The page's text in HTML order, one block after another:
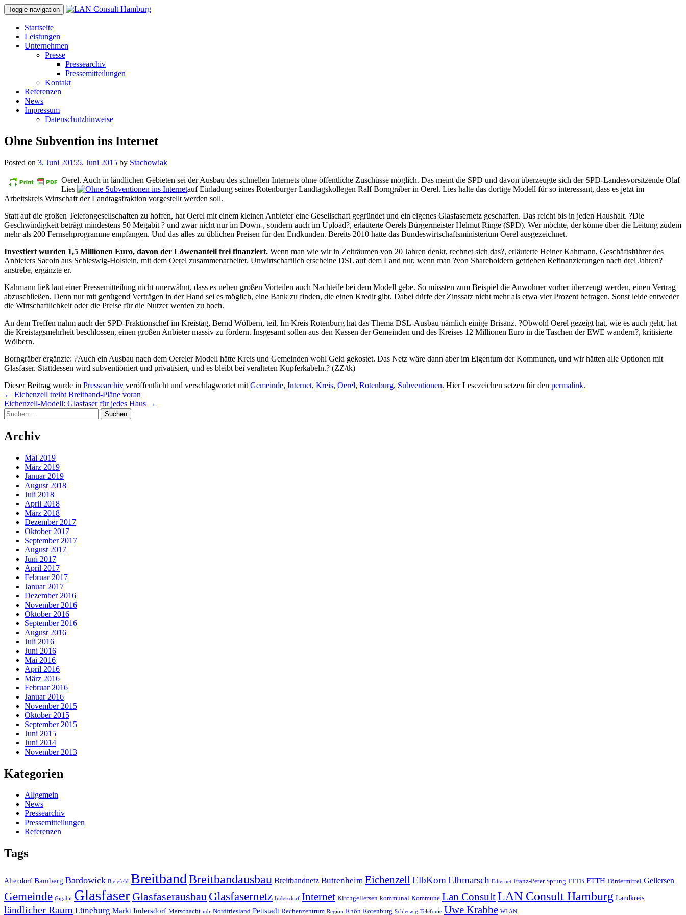
Toggle navigation
Startseite
Leistungen
Unternehmen
Presse
Pressearchiv
Pressemitteilungen
Kontakt
Referenzen
News
Impressum
Datenschutzhinweise
Ohne Subvention ins Internet
Posted on 3. Juni 20155. Juni 2015 by Stachowiak
Oerel. Auch in ländlichen Gebieten sei der Ausbau des schnellen Internets ohne öffentliche Zuschüsse möglich. Das meint die SPD und davon überzeugte sich der SPD-Landesvorsitzende Olaf
Lies
auf Einladung seines Rotenburger Landtagskollegen Ralf Borngräber in Oerel. Lies halte das dortige Modell für so interessant, dass es jetzt im
Arbeitskreis Wirtschaft der Landtagsfraktion vorgestellt werden soll.
Statt auf die großen Telefongesellschaften zu hoffen, hat Oerel mit einem kleinen Anbieter eine Gesellschaft gegründet und ein eigenes Glasfasernetz geschaffen. Das reicht bis in jeden Haushalt. ?Die
Geschwindigkeit beträgt mindestens 50 Megabit ? und zwar nicht nur im Down-, sondern auch im Upload?, erläuterte Oerels Bürgermeister Helmut Ringe (SPD). Wer möchte, der könne über die Leitung zudem
mehr als 200 Fernsehprogramme empfangen. Und das alles zu üblichen Preisen für den Endkunden. Bereits 2010 hatte das Bundeswirtschaftsministerium Oerel ausgezeichnet.
Investiert wurden 1,5 Millionen Euro, davon der Löwenanteil frei finanziert. Wenn man wie wir in Zeiträumen von 20 Jahren denkt, rechnet sich das?, erläuterte Heiner Kahmann, Geschäftsführer des
Anbieters Sacoin aus Schleswig-Holstein, mit dem Oerel zusammenarbeitet. Unwirtschaftlich erscheine DSL auf dem Land nur, wenn man ?von Shareholdern getrieben Refinanzierungen nach drei Jahren?
anstrebe, ergänzte er.
Kahmann ließ laut einer Pressemitteilung nicht unerwähnt, dass es neben großen Vorteilen auch Nachteile bei dem Modell gebe. So müssten zum Beispiel die Anwohner vorher überzeugt werden, einen Vertrag
abzuschließen. Denn nur mit genügend Verträgen in der Hand sei es möglich, eine Bank zu finden, die einen Kredit gibt. Dabei dürfe der Zinssatz nicht mehr als etwa vier Prozent betragen. Sonst leide entweder
die Wirtschaftlichkeit oder die Preise für die Nutzer werden zu hoch.
An dem Treffen nahm auch der SPD-Fraktionschef im Kreistag, Bernd Wölbern, teil. Im Kreis Rotenburg hat das Thema DSL-Ausbau nämlich einige Brisanz. ?Obwohl Oerel gezeigt hat, wie es auch geht, hat
die Kreistagsmehrheit beschlossen, einen großen Anbieter massiv zu fördern. Insgesamt sollen aus den Kassen der Gemeinden und des Kreises 12 Millionen Euro in die Taschen der EWE wandern?, kritisierte
Wölbern.
Borngräber ergänzte: ?Auch ein Ausbau nach dem Oereler Modell hätte Kreis und Gemeinden wohl Geld gekostet. Das Netz wäre dann aber im Eigentum der Kommunen, und wir hätten alle Optionen mit
Glasfaser. Stattdessen wird subventioniert und privatisiert, und es bleibt bei veralteten Kupferkabeln.? (ZZ/tk)
Dieser Beitrag wurde in Pressearchiv veröffentlicht und verschlagwortet mit Gemeinde, Internet, Kreis, Oerel, Rotenburg, Subventionen. Hier Lesezeichen setzen für den permalink.
Post
navigation
← Eichenzell treibt Breitband-Pläne voran
Eichenzell-Modell: Glasfaser für jedes Haus →
Suchen
nach:
Archiv
Mai 2019
März 2019
Januar 2019
August 2018
Juli 2018
April 2018
März 2018
Dezember 2017
Oktober 2017
September 2017
August 2017
Juni 2017
April 2017
Februar 2017
Januar 2017
Dezember 2016
November 2016
Oktober 2016
September 2016
August 2016
Juli 2016
Juni 2016
Mai 2016
April 2016
März 2016
Februar 2016
Januar 2016
November 2015
Oktober 2015
September 2015
Juni 2015
Juni 2014
November 2013
Kategorien
Allgemein
News
Pressearchiv
Pressemitteilungen
Referenzen
Tags
Altendorf Bamberg Bardowick Bielefeld BreitbandBreitbandausbau Breitbandnetz Buttenheim Eichenzell ElbKomElbmarsch Ethernet Franz-Peter Sprung FTTB FTTH Fördermittel Gellersen
Gemeinde Gigabit Glasfaser Glasfaserausbau Glasfasernetz Indersdorf Internet Kirchgellersen kommunal Kommune Lan ConsultLAN Consult Hamburg Landkreis
ländlicher Raum Lüneburg Markt Indersdorf Marschacht ndr Nordfriesland Pettstadt Rechenzentrum Region Rhön Rotenburg Schleswig Telefonie Uwe Krabbe WLAN